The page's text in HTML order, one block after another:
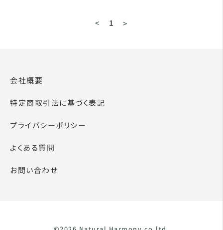
< 1 >
会社概要
特定商取引法に基づく表記
プライバシーポリシー
よくある質問
お問い合わせ